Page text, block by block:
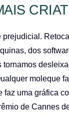
prejudicial.
dos
tornamos
moleque
faz uma gráfica
de Cannes